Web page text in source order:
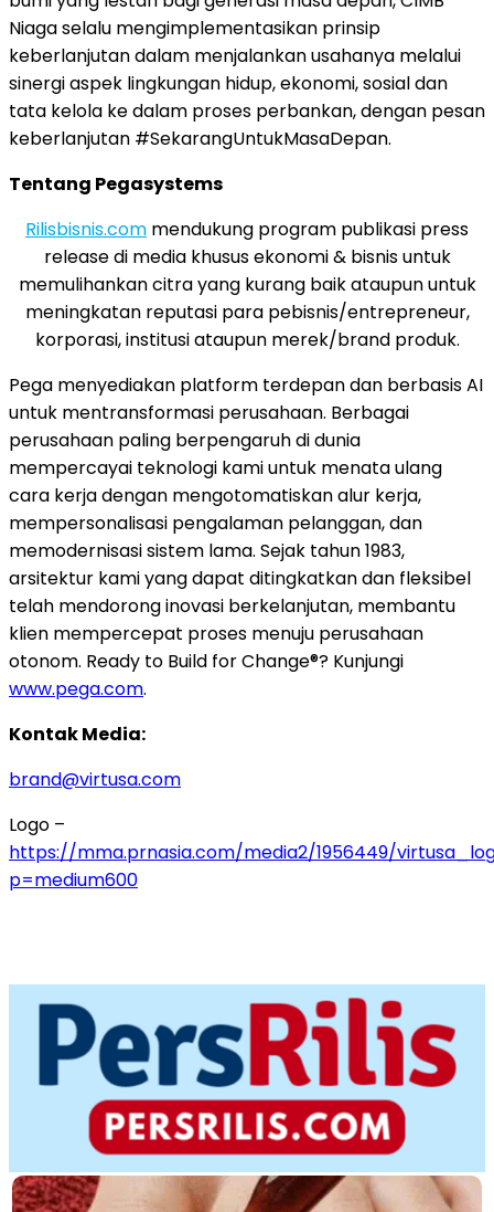
Niaga selalu mengimplementasikan prinsip
keberlanjutan dalam menjalankan usahanya melalui
sinergi aspek lingkungan hidup, ekonomi, sosial dan
tata kelola ke dalam proses perbankan, dengan pesan
keberlanjutan #SekarangUntukMasaDepan.
Tentang Pegasystems
Rilisbisnis.com mendukung program publikasi press
release di media khusus ekonomi & bisnis untuk
memulihankan citra yang kurang baik ataupun untuk
meningkatan reputasi para pebisnis/entrepreneur,
korporasi, institusi ataupun merek/brand produk.
Pega menyediakan platform terdepan dan berbasis AI
untuk mentransformasi perusahaan. Berbagai
perusahaan paling berpengaruh di dunia
mempercayai teknologi kami untuk menata ulang
cara kerja dengan mengotomatiskan alur kerja,
mempersonalisasi pengalaman pelanggan, dan
memodernisasi sistem lama. Sejak tahun 1983,
arsitektur kami yang dapat ditingkatkan dan fleksibel
telah mendorong inovasi berkelanjutan, membantu
klien mempercepat proses menuju perusahaan
otonom. Ready to Build for Change®? Kunjungi
www.pega.com.
Kontak Media:
brand@virtusa.com
Logo –
https://mma.prnasia.com/media2/1956449/
p=medium600